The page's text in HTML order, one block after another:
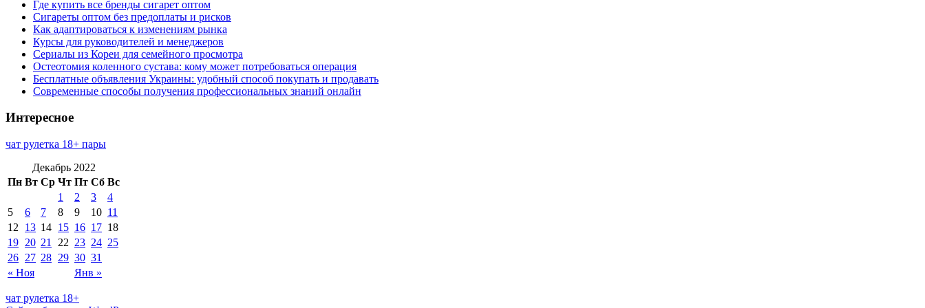
Где купить все бренды сигарет оптом
Сигареты оптом без предоплаты и рисков
Как адаптироваться к изменениям рынка
Курсы для руководителей и менеджеров
Сериалы из Кореи для семейного просмотра
Остеотомия коленного сустава: кому может потребоваться операция
Бесплатные объявления Украины: удобный способ покупать и продавать
Современные способы получения профессиональных знаний онлайн
Интересное
чат рулетка 18+ пары
Декабрь 2022
Пн Вт Ср Чт Пт Сб Вс
« Ноя Янв »
1 2 3
4
5
6 7 8 9 10 11
12
13 14 15 16 17 18
19 20 21 22 23 24 25
26 27 28 29 30 31
чат рулетка 18+